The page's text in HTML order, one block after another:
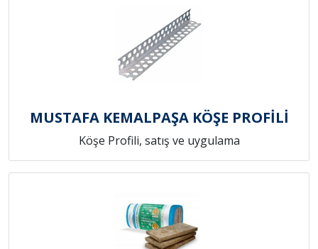
MUSTAFA KEMALPAŞA KÖŞE PROFİLİ
Köşe Profili, satış ve uygulama